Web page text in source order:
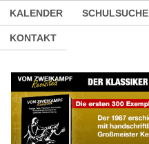
KALENDER SCHULSUCHE
KONTAKT